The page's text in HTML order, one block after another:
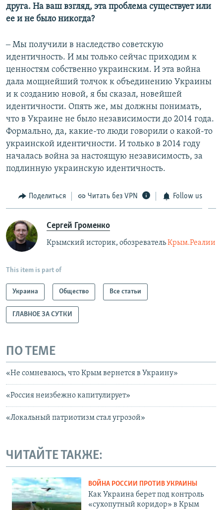
друга. На ваш взгляд, эта проблема существует или
ее и не было никогда?
‒ Мы получили в наследство советскую
идентичность. И мы только сейчас приходим к
ценностям собственно украинским. И эта война
дала мощнейший толчок к объединению Украины
и к созданию новой, я бы сказал, новейшей
идентичности. Опять же, мы должны понимать,
что в Украине не было независимости до 2014 года.
Формально, да, какие-то люди говорили о какой-то
украинской идентичности. И только в 2014 году
началась война за настоящую независимость, за
подлинную украинскую идентичность.
Поделиться Читать без VPN Follow us
Сергей Громенко
Крымский историк, обозревательКрым.Реалии
This item is part of
Украина Общество Все статьи
ГЛАВНОЕ ЗА СУТКИ
ПО ТЕМЕ
«Не сомневаюсь, что Крым вернется в Украину»
«Россия неизбежно капитулирует»
«Локальный патриотизм стал угрозой»
ЧИТАЙТЕ ТАКЖЕ:
ВОЙНА РОССИИ ПРОТИВ УКРАИНЫ
Как Украина берет под контроль
«сухопутный коридор» в Крым